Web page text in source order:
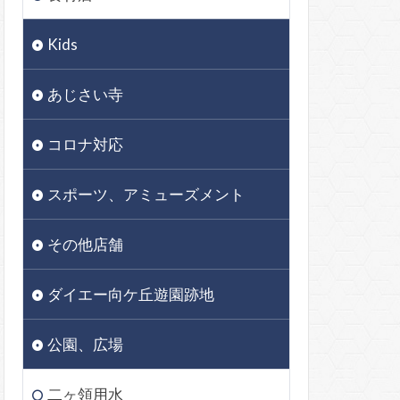
Kids
あじさい寺
コロナ対応
スポーツ、アミューズメント
その他店舗
ダイエー向ケ丘遊園跡地
公園、広場
二ヶ領用水